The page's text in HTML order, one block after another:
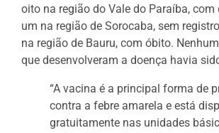
oito na região do Vale do Paraíba, com
um na região de Sorocaba, sem
na região de Bauru, com óbito.
que desenvolveram a doença havia
“A vacina é a principal forma de
contra a febre amarela e está
gratuitamente nas unidades